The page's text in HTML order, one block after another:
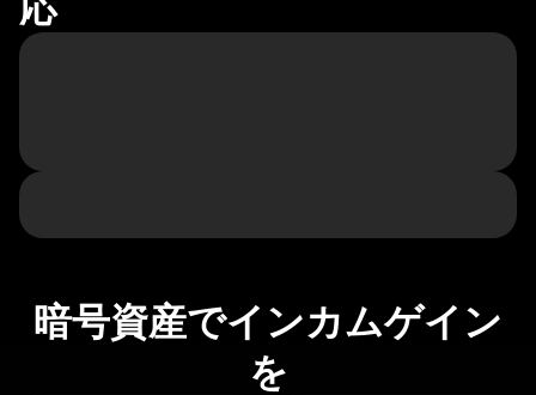
暗号資産でインカムゲイン
を